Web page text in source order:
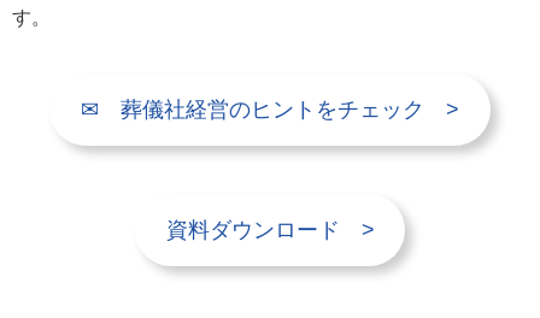
す。
✉ 葬儀社経営のヒントをチェック >
資料ダウンロード >